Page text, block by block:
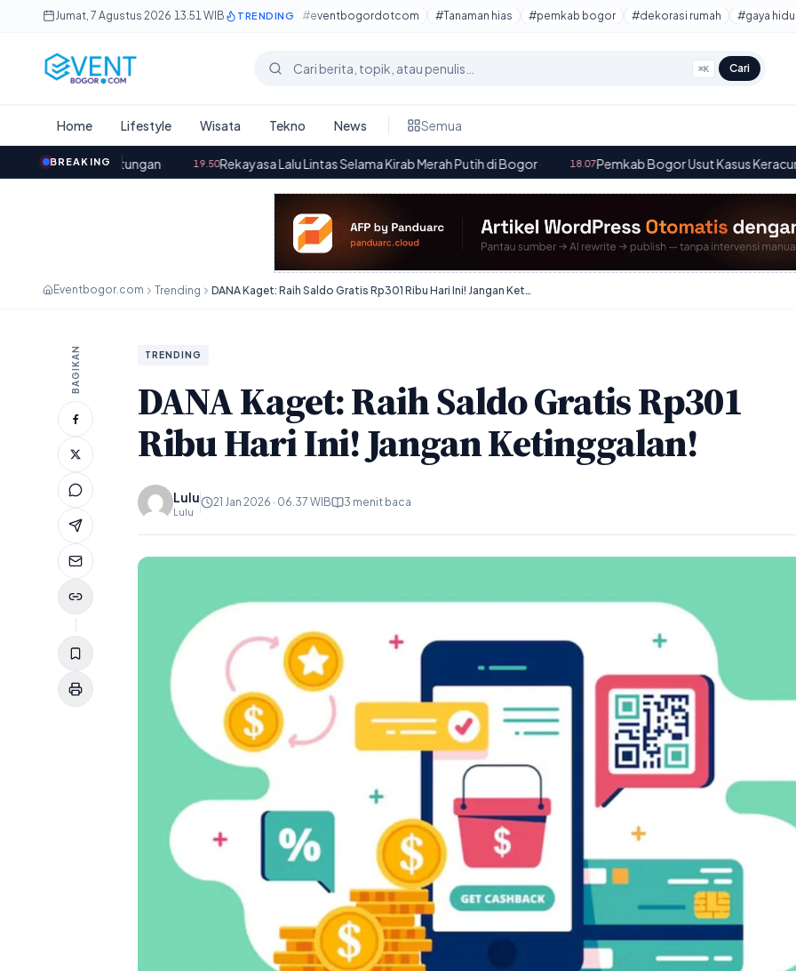
Lewati ke konten utama
Jumat, 7 Agustus 2026·13.51 WIB TRENDING #eventbogordotcom #Tanaman hias #pemkab bogor #dekorasi rumah #gaya
Cari berita ⌘K Cari
Home Lifestyle Wisata Tekno News Semua
BREAKING
· 19.50 Rekayasa Lalu Lintas Selama Kirab Merah Putih di Bogor· 18.07Pemkab Bogor Usut Kasus Keracunan Massal MBG
Eventbogor.com Trending DANA Kaget: Raih Saldo Gratis Rp301 Ribu Hari Ini! Jangan Ketinggalan!
BAGIKAN TRENDING
DANA Kaget: Raih Saldo Gratis Rp301
Ribu Hari Ini! Jangan Ketinggalan!
Lulu
Lulu
21 Jan 2026 · 06.37 WIB 3 menit baca